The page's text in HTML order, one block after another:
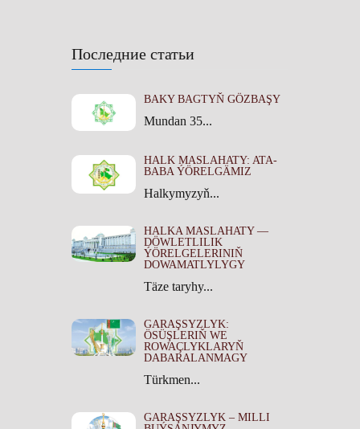
Последние статьи
BAKY BAGTYŇ GÖZBAŞY
Mundan 35...
HALK MASLAHATY: ATA-
BABA ÝÖRELGÄMIZ
Halkymyzyň...
HALKA MASLAHATY —
DÖWLETLILIK
ÝÖRELGELERINIŇ
DOWAMATLYLYGY
Täze taryhy...
GARAŞSYZLYK:
ÖSÜŞLERIŇ WE
ROWAÇLYKLARYŇ
DABARALANMAGY
Türkmen...
GARAŞSYZLYK – MILLI